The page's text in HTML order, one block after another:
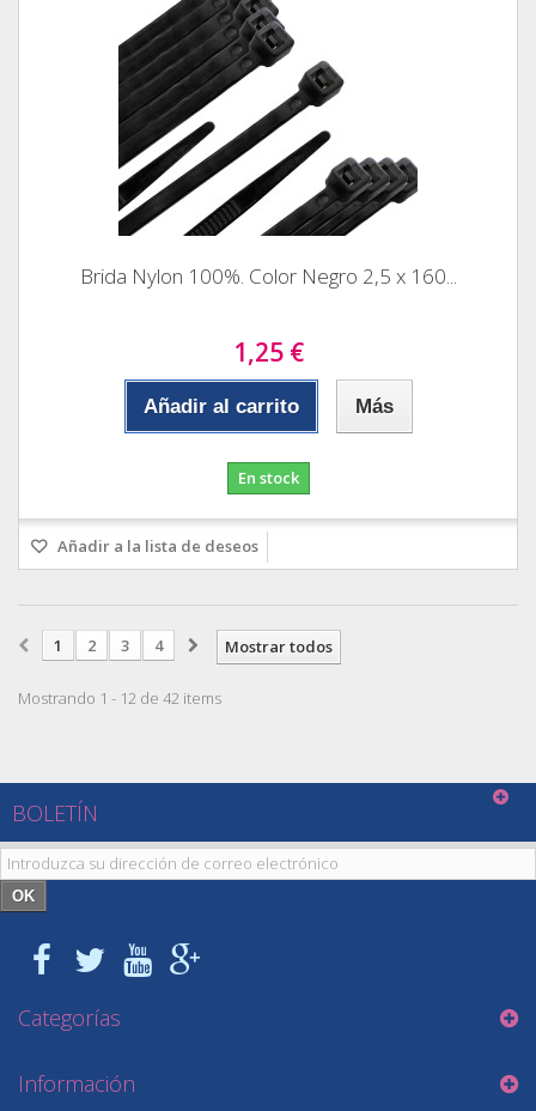
Brida Nylon 100%. Color Negro 2,5 x 160...
1,25 €
Añadir al carrito Más
En stock
Añadir a la lista de deseos
Mostrar todos
1 2 3 4
Mostrando 1 - 12 de 42 items
BOLETÍN
OK
Categorías
Información